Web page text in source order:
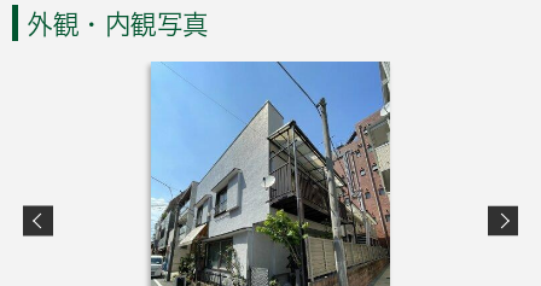
外観・内観写真